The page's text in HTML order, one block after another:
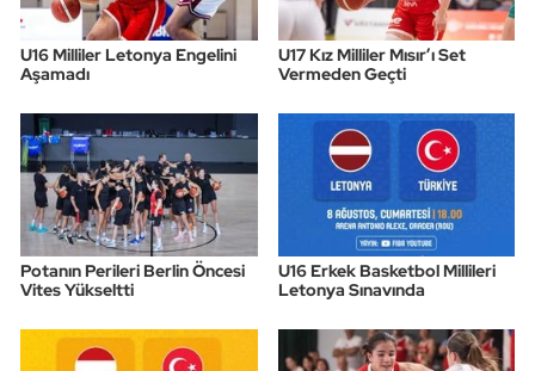
U16 Milliler Letonya Engelini
Aşamadı
U17 Kız Milliler Mısır’ı Set
Vermeden Geçti
Potanın Perileri Berlin Öncesi
Vites Yükseltti
U16 Erkek Basketbol Millileri
Letonya Sınavında